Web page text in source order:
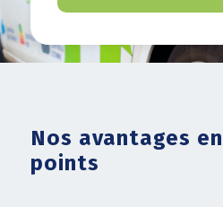
Nos avantages
points